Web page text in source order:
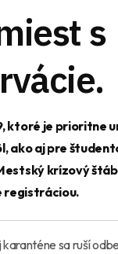
s
ktoré je prioritne
ako aj pre
krízový
registráciou.
sa ruší